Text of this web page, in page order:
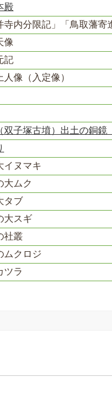
殿
寺内分限記」「鳥取藩寄
像
記
像（入定像）
双子塚古墳）出土の銅鏡
イヌマキ
大ムク
タブ
大スギ
社叢
ムクロジ
ツラ